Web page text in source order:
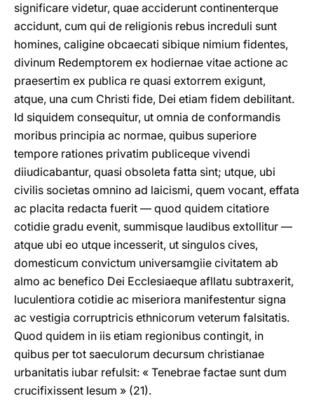
significare videtur, quae acciderunt continenterque
accidunt, cum qui de religionis rebus increduli sunt
homines, caligine obcaecati sibique nimium fidentes,
divinum Redemptorem ex hodiernae vitae actione ac
praesertim ex publica re quasi extorrem exigunt,
atque, una cum Christi fide, Dei etiam fidem debilitant.
Id siquidem consequitur, ut omnia de conformandis
moribus principia ac normae, quibus superiore
tempore rationes privatim publiceque vivendi
diiudicabantur, quasi obsoleta fatta sint; utque, ubi
civilis societas omnino ad laicismi, quem vocant, effata
ac placita redacta fuerit — quod quidem citatiore
cotidie gradu evenit, summisque laudibus extollitur —
atque ubi eo utque incesserit, ut singulos cives,
domesticum convictum universamgiie civitatem ab
almo ac benefico Dei Ecclesiaeque afllatu subtraxerit,
luculentiora cotidie ac miseriora manifestentur signa
ac vestigia corruptricis ethnicorum veterum falsitatis.
Quod quidem in iis etiam regionibus contingit, in
quibus per tot saeculorum decursum christianae
urbanitatis iubar refulsit: « Tenebrae factae sunt dum
crucifixissent Iesum » (21).